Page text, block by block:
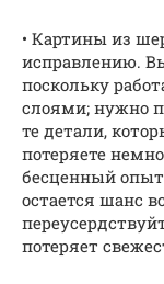
• Картины из
исправлению.
поскольку
слоями; нужно
те детали,
потеряете
бесценный
остается шанс
потеряет